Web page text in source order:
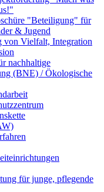
"Beteiligung" für
& Jugend
von Vielfalt, Integration
nachhaltige
(BNE) / Ökologische
für junge, pflegende